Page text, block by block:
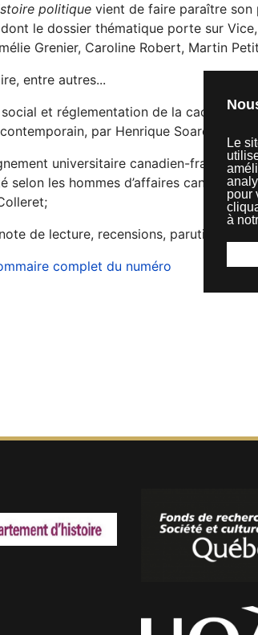
Le
pour
à
politique vient de faire paraître son
le dossier thématique porte sur
Grenier, Caroline Robert, Martin
entre autres...
et réglementation de la cachaça
par Henrique Soares
universitaire canadien-français
selon les hommes d’affaires
de lecture, recensions, parutions
complet du numéro